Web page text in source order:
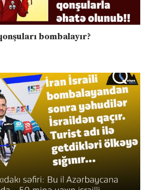
bombalayır?